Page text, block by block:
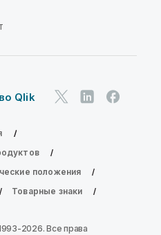
Qlik
положения
Товарные знаки
2026. Все права